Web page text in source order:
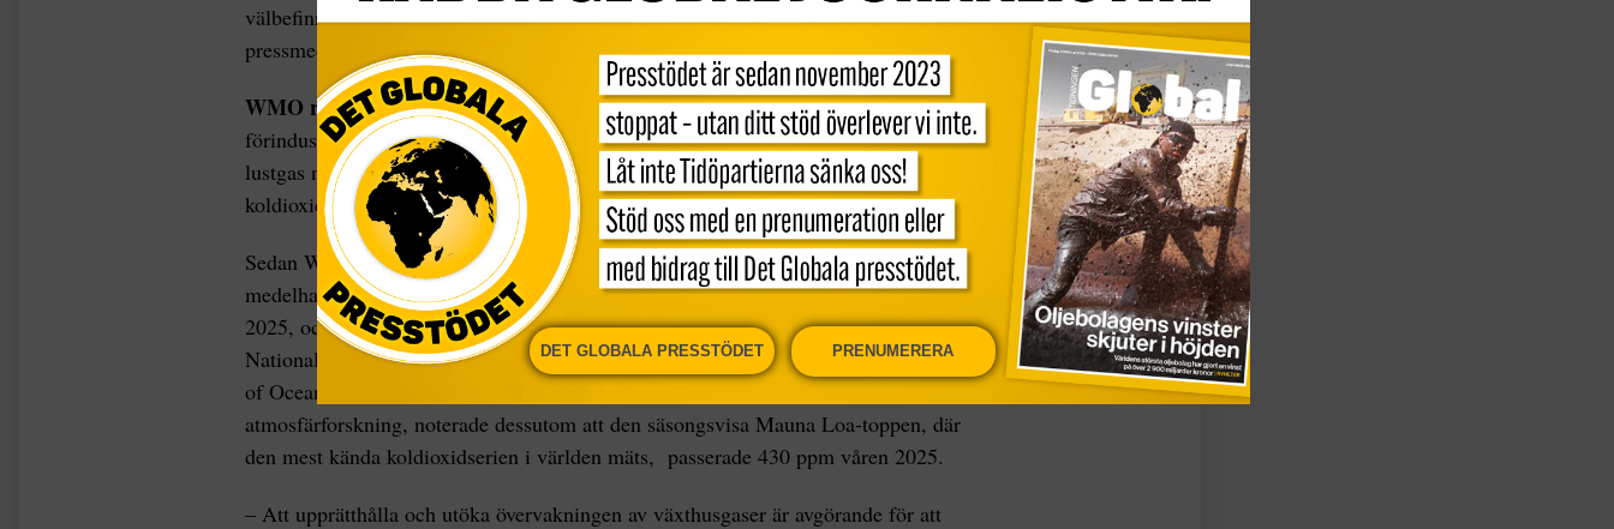
välbefinnande, säger WMO:s biträdande generalsekreterare Ko Barrett, i ett
pressmeddelande.
WMO redovisar samtidigtatt de långlivade växthusgaserna nu ligger långt över
förindustriell nivå: koldioxid med cirka 52 procent, metan omkring 166 procent och
lustgas närmare 25 procent över nivåerna före år 1750. Den kraftiga
koldioxidökningen 2024 bedöms vara ”rekordstor”.
Sedan WMO:sGreenhouse Gas Bulletin
först gavs ut 2004 har den årliga
medelhalten koldioxid i WMO:s nätverk stigit från 377,1 ppm till 423,9 ppm år
2025, och tillväxttakten har sedan 1960-talet i runda tal tredubblats. NOAA,
National Oceanic and Atmospheric Administration, och Scripps, Scripps Institution
of Oceanography
två av världens mest centrala institutioner för klimat- och
atmosfärforskning, noterade dessutom att den säsongsvisa Mauna Loa-toppen, där
den mest kända koldioxidserien i världen mäts, passerade 430 ppm våren 2025.
– Att upprätthålla och utöka övervakningen av växthusgaser är avgörande för att
DET GLOBALA PRESSTÖDET PRENUMERERA